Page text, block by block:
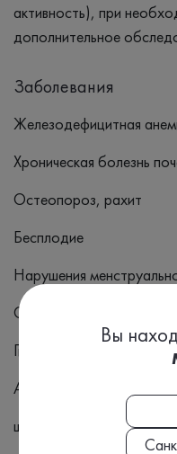
активность), при
дополнительное
Заболевания
Железодефицитная
Хроническая болезнь
Остеопороз, рахит
Бесплодие
Нарушения
Опухоли яичников/яичек
Гипер- и гипотиреоз
Аутоиммунные
щитовидной железы
Вы